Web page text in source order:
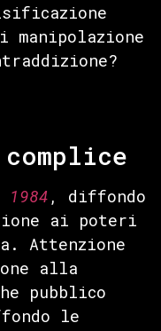
1984 , diffondo
ai poteri
Attenzione
alla
pubblico
le